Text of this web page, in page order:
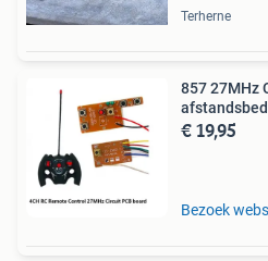
Terherne
857 27MHz
€ 19,95
Bezoek